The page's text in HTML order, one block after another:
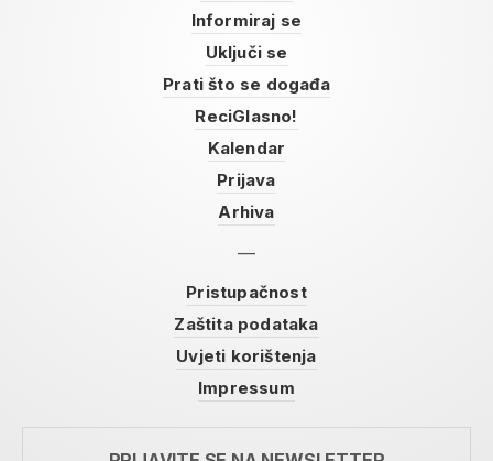
Informiraj se
Uključi se
Prati što se događa
ReciGlasno!
Kalendar
Prijava
Arhiva
Pristupačnost
Zaštita podataka
Uvjeti korištenja
Impressum